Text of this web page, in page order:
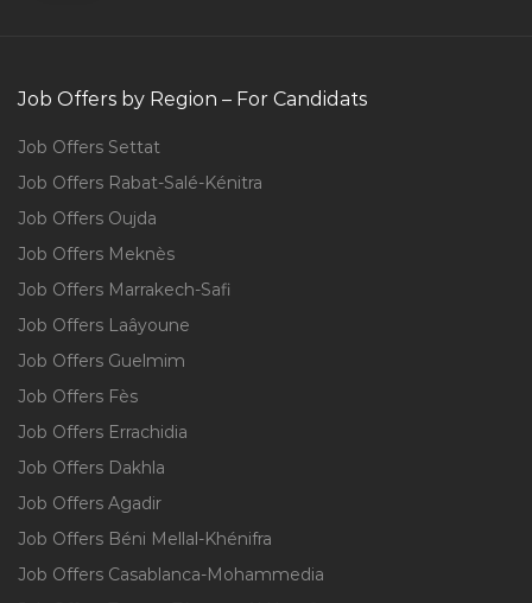
Job Offers by Region – For Candidats
Job Offers Settat
Job Offers Rabat-Salé-Kénitra
Job Offers Oujda
Job Offers Meknès
Job Offers Marrakech-Safi
Job Offers Laâyoune
Job Offers Guelmim
Job Offers Fès
Job Offers Errachidia
Job Offers Dakhla
Job Offers Agadir
Job Offers Béni Mellal-Khénifra
Job Offers Casablanca-Mohammedia